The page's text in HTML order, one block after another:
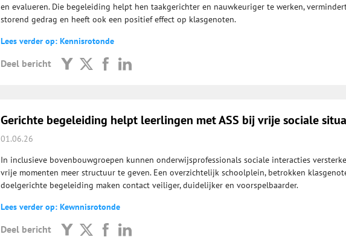
en evalueren. Die begeleiding helpt hen taakgerichter en nauwkeuriger te werken,
storend gedrag en heeft ook een positief effect op klasgenoten.
Lees verder op: Kennisrotonde
Deel bericht
Gerichte begeleiding helpt leerlingen met ASS bij vrije sociale
01.06.26
In inclusieve bovenbouwgroepen kunnen onderwijsprofessionals sociale interacties
vrije momenten meer structuur te geven. Een overzichtelijk schoolplein, betrokken
doelgerichte begeleiding maken contact veiliger, duidelijker en voorspelbaarder.
Lees verder op: Kewnnisrotonde
Deel bericht